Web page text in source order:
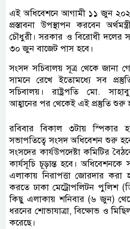
এই অধিবেশনে আগামী ১১ জুন
প্রস্তাবনা উপস্থাপন করবেন
চৌধুরী। সরকার ও বিরোধী দলের
৩০ জুন বাজেট পাস হবে।
সংসদ সচিবালয় সূত্র থেকে জানা
সামনে রেখে ইতোমধ্যে সব
সচিবালয়। রাষ্ট্রপতি মো.
আহ্বানের পর থেকেই এই প্রস্তুতি শুরু
রবিবার বিকাল ৩টায় স্পিকার
সভাপতিত্বে সংসদ অধিবেশন শুরু
সংসদের কার্যউপদেষ্টা কমিটির
কার্যসূচি চূড়ান্ত হবে।
এলাকায় নিরাপত্তা জোরদার করা
করতে ঢাকা মেট্রোপলিটন পুলিশ
কিছু এলাকায় শনিবার (৬ জুন)
ধরনের শোভাযাত্রা, বিক্ষোভ ও
করেছে।